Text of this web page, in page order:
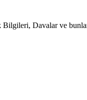
Davalar ve